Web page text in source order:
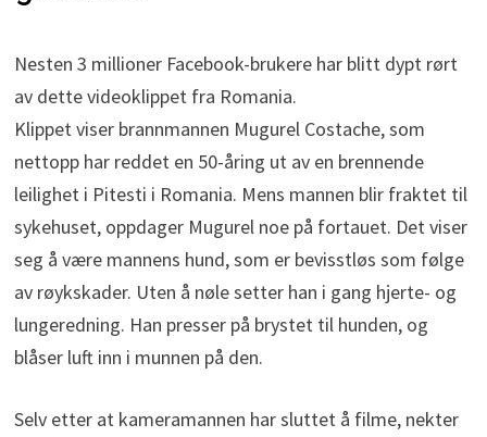
Nesten 3 millioner Facebook-brukere har blitt dypt rørt
av dette videoklippet fra Romania.
Klippet viser brannmannen Mugurel Costache, som
nettopp har reddet en 50-åring ut av en brennende
leilighet i Pitesti i Romania. Mens mannen blir fraktet til
sykehuset, oppdager Mugurel noe på fortauet. Det viser
seg å være mannens hund, som er bevisstløs som følge
av røykskader. Uten å nøle setter han i gang hjerte- og
lungeredning. Han presser på brystet til hunden, og
blåser luft inn i munnen på den.
Selv etter at kameramannen har sluttet å filme, nekter